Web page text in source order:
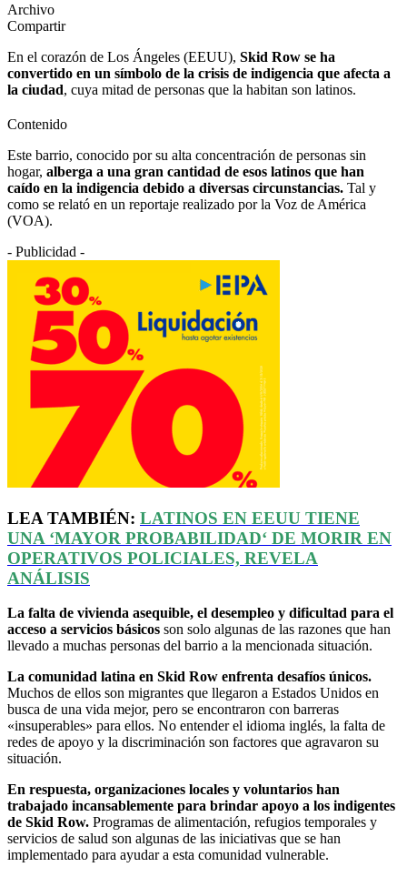
Archivo
Compartir
En el corazón de Los Ángeles (EEUU), Skid Row se ha
convertido en un símbolo de la crisis de indigencia que afecta a
la ciudad, cuya mitad de personas que la habitan son latinos.
Contenido
Este barrio, conocido por su alta concentración de personas sin
hogar, alberga a una gran cantidad de esos latinos que han
caído en la indigencia debido a diversas circunstancias. Tal y
como se relató en un reportaje realizado por la Voz de América
(VOA).
- Publicidad -
LEA TAMBIÉN: LATINOS EN EEUU TIENE
UNA ‘MAYOR PROBABILIDAD‘ DE MORIR EN
OPERATIVOS POLICIALES, REVELA
ANÁLISIS
La falta de vivienda asequible, el desempleo y dificultad para el
acceso a servicios básicos son solo algunas de las razones que han
llevado a muchas personas del barrio a la mencionada situación.
La comunidad latina en Skid Row enfrenta desafíos únicos.
Muchos de ellos son migrantes que llegaron a Estados Unidos en
busca de una vida mejor, pero se encontraron con barreras
«insuperables» para ellos. No entender el idioma inglés, la falta de
redes de apoyo y la discriminación son factores que agravaron su
situación.
En respuesta, organizaciones locales y voluntarios han
trabajado incansablemente para brindar apoyo a los indigentes
de Skid Row. Programas de alimentación, refugios temporales y
servicios de salud son algunas de las iniciativas que se han
implementado para ayudar a esta comunidad vulnerable.